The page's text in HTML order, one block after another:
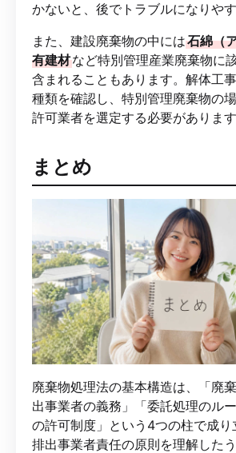
かないと、後でトラブルになりやす
また、建設廃棄物の中には石綿（
有建材など特別管理産業廃棄物に
含まれることもあります。解体工
種類を確認し、特別管理廃棄物の
許可業者を選定する必要があります
まとめ
廃棄物処理法の基本構造は、「廃
出事業者の義務」「委託処理のル
の許可制度」という4つの柱で成り
排出事業者責任の原則を理解した